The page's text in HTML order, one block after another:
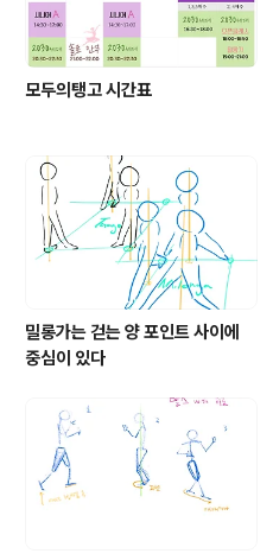
모두의탱고 시간표
밀롱가는 걷는 양 포인트 사이에
중심이 있다